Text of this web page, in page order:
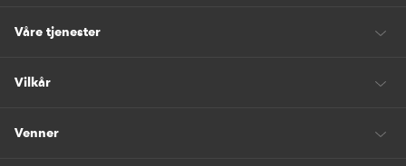
Våre tjenester
Vilkår
Venner